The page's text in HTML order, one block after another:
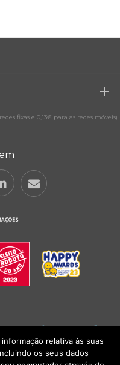
fixas e 0,13€ para as redes móveis)
E CONDIÇÕESlCONDIÇÕES
Todos os direitos reservados.
relativa às suas
os seus dados